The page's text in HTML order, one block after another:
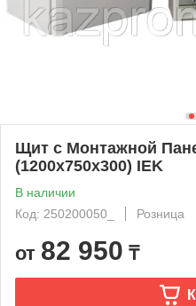
Щит с Монтажной
(1200х750х300) IEK
В наличии
Код: 250200050_
Розница
от 82 950 ₸